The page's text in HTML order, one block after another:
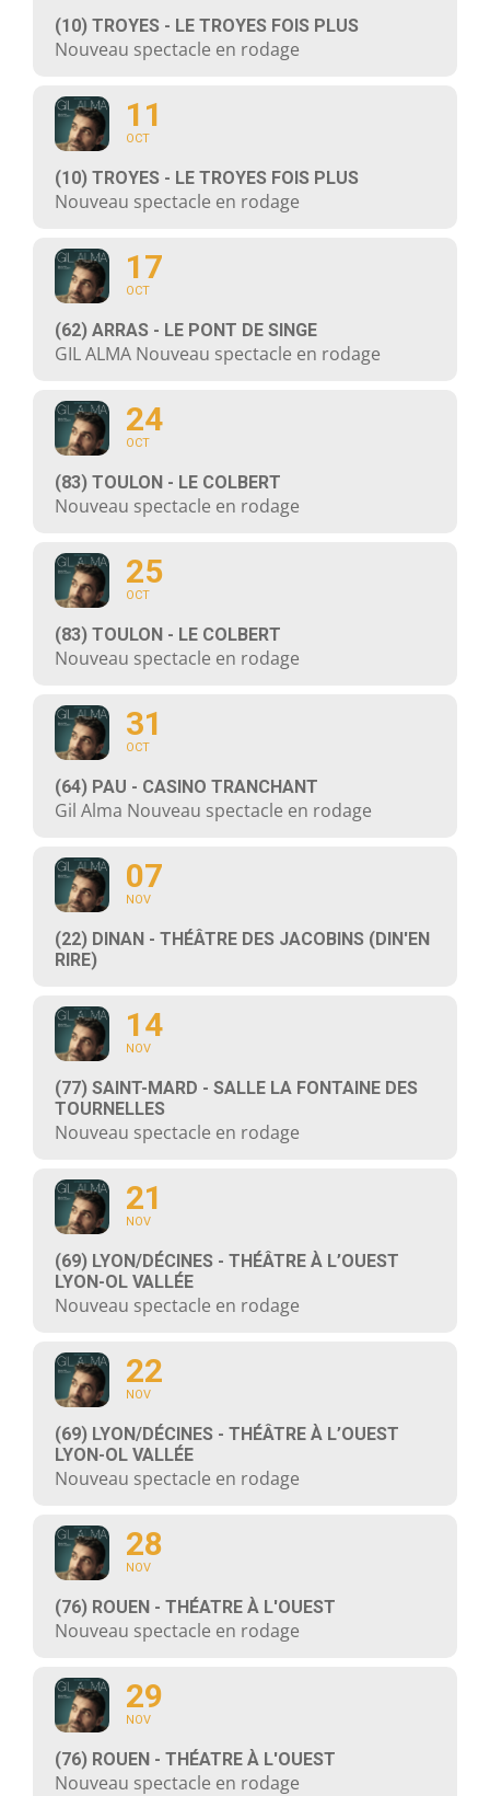
(10) TROYES - LE TROYES FOIS PLUS
Nouveau spectacle en rodage
11
OCT
(10) TROYES - LE TROYES FOIS PLUS
Nouveau spectacle en rodage
17
OCT
(62) ARRAS - LE PONT DE SINGE
GIL ALMA Nouveau spectacle en rodage
24
OCT
(83) TOULON - LE COLBERT
Nouveau spectacle en rodage
25
OCT
(83) TOULON - LE COLBERT
Nouveau spectacle en rodage
31
OCT
(64) PAU - CASINO TRANCHANT
Gil Alma Nouveau spectacle en rodage
07
NOV
(22) DINAN - THÉÂTRE DES JACOBINS (DIN'EN
RIRE)
14
NOV
(77) SAINT-MARD - SALLE LA FONTAINE DES
TOURNELLES
Nouveau spectacle en rodage
21
NOV
(69) LYON/DÉCINES - THÉÂTRE À L’OUEST
LYON-OL VALLÉE
Nouveau spectacle en rodage
22
NOV
(69) LYON/DÉCINES - THÉÂTRE À L’OUEST
LYON-OL VALLÉE
Nouveau spectacle en rodage
28
NOV
(76) ROUEN - THÉATRE À L'OUEST
Nouveau spectacle en rodage
29
NOV
(76) ROUEN - THÉATRE À L'OUEST
Nouveau spectacle en rodage